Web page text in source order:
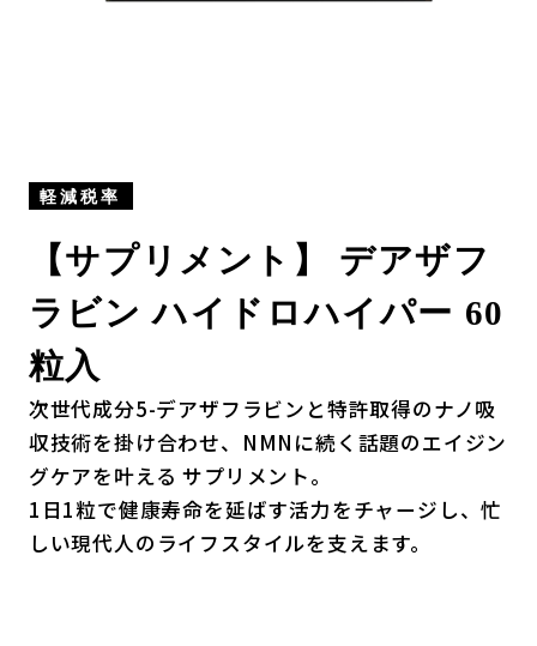
軽減税率
【サプリメント】 デアザフ
ラビン ハイドロハイパー 60
粒入
次世代成分5-デアザフラビンと特許取得のナノ吸
収技術を掛け合わせ、NMNに続く話題のエイジン
グケアを叶える サプリメント。
1日1粒で健康寿命を延ばす活力をチャージし、忙
しい現代人のライフスタイルを支えます。